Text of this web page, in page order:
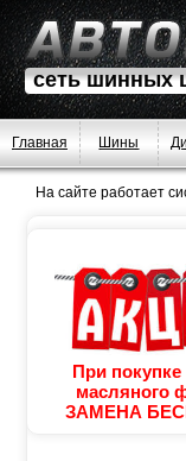
сеть шинных
Главная Шины
На сайте работает
При
масляного
ЗАМЕНА